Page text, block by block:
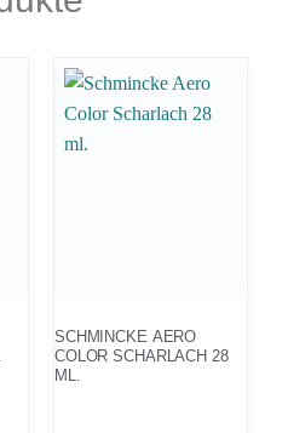
SCHMINCKE AERO
COLOR SCHARLACH 28
ML.